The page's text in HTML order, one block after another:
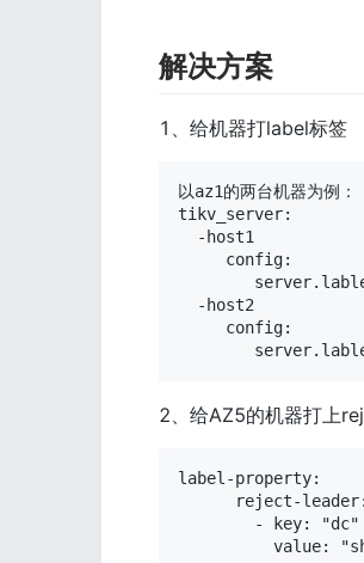
解决方案
1、给机器打label标签
以az1的两台机器为例：
tikv_server:
  -host1
config:
server.lables:
  -host2
config:
server.lables:
2、给AZ5的机器打上
label-property:
      reject-leader:
        - key: "dc"
value: